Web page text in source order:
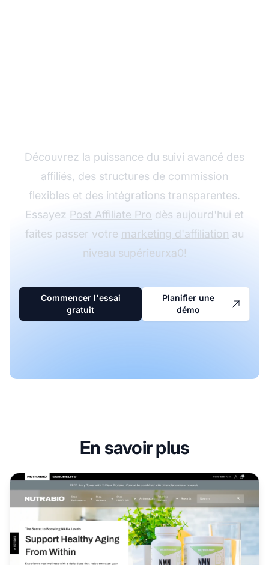
Découvrez la puissance du suivi avancé des
affiliés, des structures de commission
flexibles et des intégrations transparentes.
Essayez Post Affiliate Pro dès aujourd'hui et
faites passer votre marketing d'affiliation au
niveau supérieurxa0!
Commencer l'essai
gratuit
Planifier une
démo
En savoir plus
Programme d'affiliation NutraBio